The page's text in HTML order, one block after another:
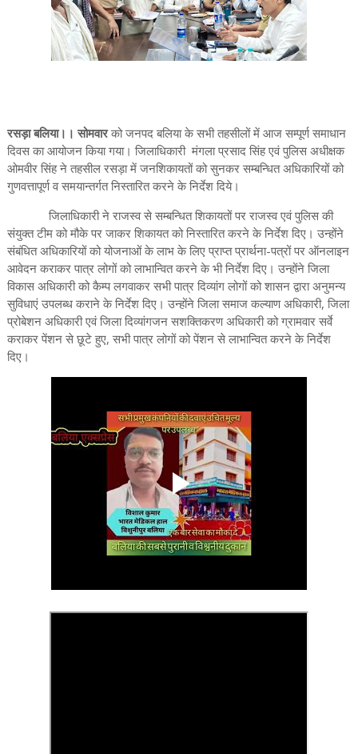
रसड़ा बलिया।। सोमवारको जनपद बलिया के सभी तहसीलों में आज सम्पूर्ण समाधान
दिवस का आयोजन किया गया। जिलाधिकारी मंगला प्रसाद सिंह एवं पुलिस अधीक्षक
ओमवीर सिंह ने तहसील रसड़ा में जनशिकायतों को सुनकर सम्बन्धित अधिकारियों को
गुणवत्तापूर्ण व समयान्तर्गत निस्तारित करने के निर्देश दिये।
जिलाधिकारी ने राजस्व से सम्बन्धित शिकायतों पर राजस्व एवं पुलिस की
संयुक्त टीम को मौके पर जाकर शिकायत को निस्तारित करने के निर्देश दिए। उन्होंने
संबंधित अधिकारियों को योजनाओं के लाभ के लिए प्राप्त प्रार्थना-पत्रों पर ऑनलाइन
आवेदन कराकर पात्र लोगों को लाभान्वित करने के भी निर्देश दिए। उन्होंने जिला
विकास अधिकारी को कैम्प लगवाकर सभी पात्र दिव्यांग लोगों को शासन द्वारा अनुमन्य
सुविधाएं उपलब्ध कराने के निर्देश दिए। उन्होंने जिला समाज कल्याण अधिकारी, जिला
प्रोबेशन अधिकारी एवं जिला दिव्यांगजन सशक्तिकरण अधिकारी को ग्रामवार सर्वे
कराकर पेंशन से छूटे हुए, सभी पात्र लोगों को पेंशन से लाभान्वित करने के निर्देश
दिए।